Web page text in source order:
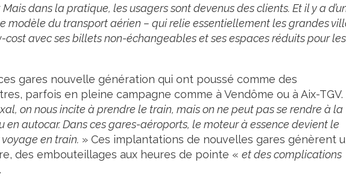
dans la pratique, les usagers sont devenus des clients. Et il y a
modèle du transport aérien – qui relie essentiellement les grandes
cost avec ses billets non-échangeables et ses espaces réduits pour les
ces gares nouvelle génération qui ont poussé comme des
parfois en pleine campagne comme à Vendôme ou à Aix-TGV.
on nous incite à prendre le train, mais on ne peut pas se rendre à la
en autocar. Dans ces gares-aéroports, le moteur à essence devient le
en train. » Ces implantations de nouvelles gares génèrent
des embouteillages aux heures de pointe « et des complications